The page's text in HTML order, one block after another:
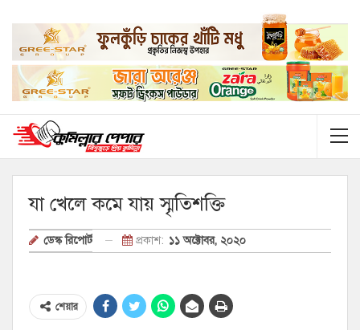
যা খেলে কমে যায় স্মৃতিশক্তি
ডেস্ক রিপোর্ট প্রকাশ: ১১ অক্টোবর, ২০২০
শেয়ার